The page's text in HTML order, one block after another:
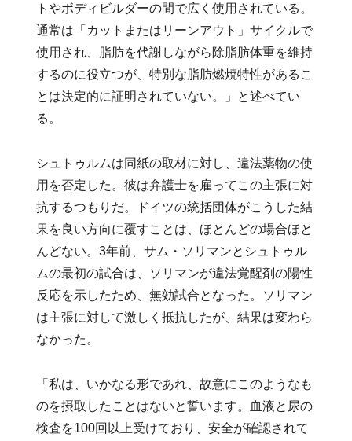
トやボディビルダーの間で広く使用されている。
通常は「カットまたはリーンアウト」サイクルで
使用され、脂肪を代謝しながら除脂肪体重を維持
するのに役立つが、特別な脂肪燃焼特性があるこ
とは決定的に証明されていない。」と述べてい
る。
シュトゥルムは同紙の取材に対し、違法薬物の使
用を否定した。彼は弁護士を雇ってこの主張に対
抗するつもりだ。ドイツの統括団体がこうした結
果を良い方向に覆すことは、ほとんどの場合ほと
んどない。3年前、サム・ソリマンとシュトゥル
ムの最初の試合は、ソリマンが違法覚醒剤の陽性
反応を示したため、無効試合となった。ソリマン
は主張に対して激しく抵抗したが、結果は変わら
なかった。
「私は、いかなる形であれ、故意にこのようなも
のを摂取したことはないと誓います。血液と尿の
検査を100回以上受けており、安全が確認されて